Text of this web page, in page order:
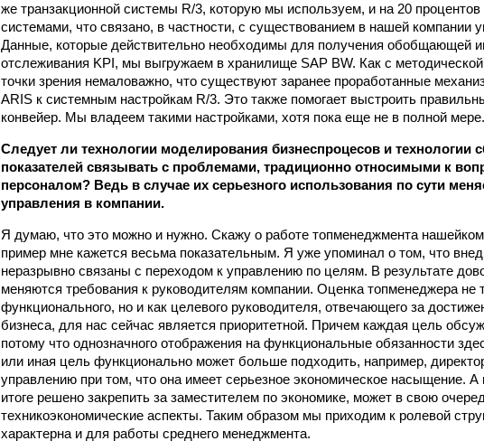
же транзакционной системы R/3, которую мы используем, и на 20
системами, что связано, в частности, с существованием в нашей компании
Данные, которые действительно необходимы для получения обобщающей
отслеживания KPI, мы выгружаем в хранилище SAP BW. Как с
точки зрения немаловажно, что существуют заранее проработанные
ARIS к системным настройкам R/3. Это также помогает выстроить
конвейер. Мы владеем такими настройками, хотя пока еще не в полной мере.
Следует ли технологии моделирования бизнес­процесов и технологии
показателей связывать с проблемами, традиционно относимыми к
персоналом? Ведь в случае их серьезного использования по сути
управления в компании.
Я думаю, что это можно и нужно. Скажу о работе топ­менеджмента
пример мне кажется весьма показательным. Я уже упоминал о том, что
неразрывно связаны с переходом к управлению по целям. В результате
меняются требования к руководителям компании. Оценка топ­менеджера не
функционального, но и как целевого руководителя, отвечающего за
бизнеса, для нас сейчас является приоритетной. Причем каждая цель
потому что однозначного отображения на функциональные обязанности
или иная цель функционально может больше подходить, например,
управлению при том, что она имеет серьезное экономическое насыщение.
итоге решено закрепить за заместителем по экономике, может в свою
технико­экономические аспекты. Таким образом мы приходим к ролевой
характерна и для работы среднего менеджмента.